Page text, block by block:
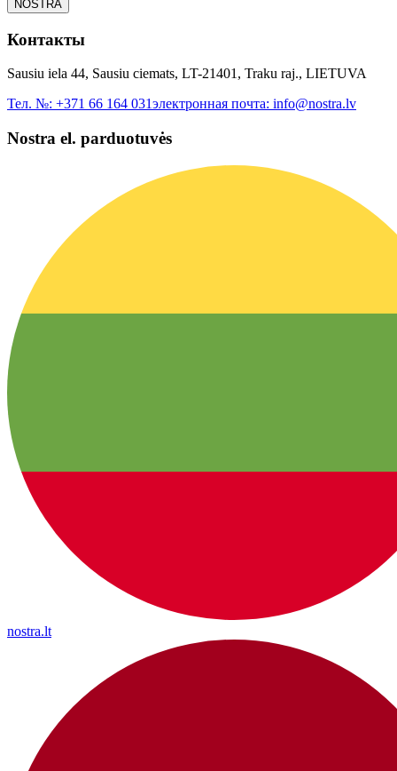
NOSTRA
Контакты
Sausiu iela 44, Sausiu ciemats, LT-21401, Traku raj., LIETUVA
Тел. №: +371 66 164 031электронная почта: info@nostra.lv
Nostra el. parduotuvės
nostra.lt